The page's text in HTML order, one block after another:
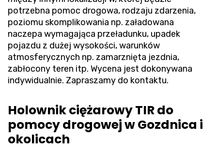
potrzebna pomoc drogowa, rodzaju zdarzenia,
poziomu skomplikowania np. załadowana
naczepa wymagająca przeładunku, upadek
pojazdu z dużej wysokości, warunków
atmosferycznych np. zamarznięta jezdnia,
zabłocony teren itp. Wycena jest dokonywana
indywidualnie. Zapraszamy do kontaktu.
Holownik ciężarowy TIR do
pomocy drogowej w Gozdnica i
okolicach